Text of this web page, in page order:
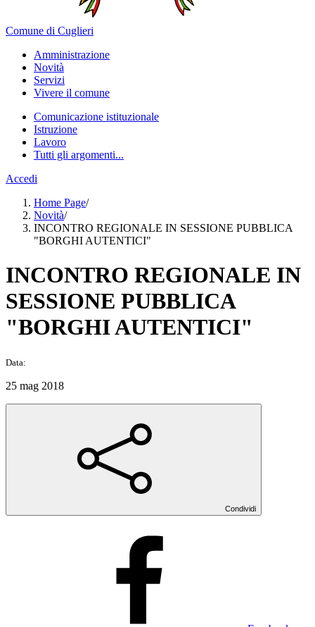
Comune di Cuglieri
Amministrazione
Novità
Servizi
Vivere il comune
Comunicazione istituzionale
Istruzione
Lavoro
Tutti gli argomenti...
Accedi
Home Page/
Novità/
INCONTRO REGIONALE IN SESSIONE PUBBLICA
"BORGHI AUTENTICI"
INCONTRO REGIONALE IN
SESSIONE PUBBLICA
"BORGHI AUTENTICI"
Data:
25 mag 2018
Condividi